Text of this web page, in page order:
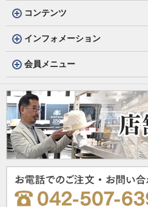
コンテンツ
インフォメーション
会員メニュー